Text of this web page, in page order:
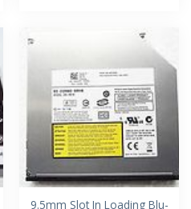
9.5mm Slot In Loading Blu-